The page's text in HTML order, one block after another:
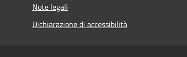
Note legali
Dichiarazione di accessibilità